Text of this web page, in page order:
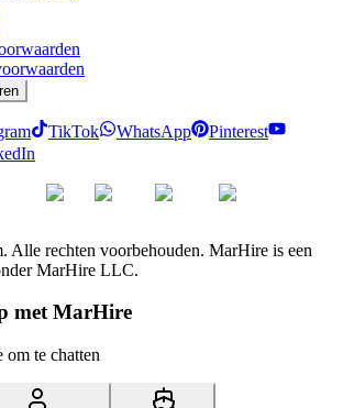
TikTok WhatsApp
Pinterest
Alle rechten voorbehouden. MarHire is een
MarHire LLC.
met MarHire
om te chatten